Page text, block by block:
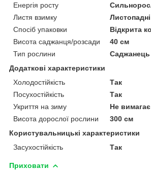
Енергія росту
Листя взимку
Листопадні
Спосіб упаковки
Відкрита
Висота саджанця/розсади
40 см
Тип рослини
Саджанець
Додаткові характеристики
Холодостійкість
Так
Посухостійкість
Так
Укриття на зиму
Не
Висота дорослої рослини
300 см
Користувальницькі характеристики
Засухостійкість
Так
Приховати